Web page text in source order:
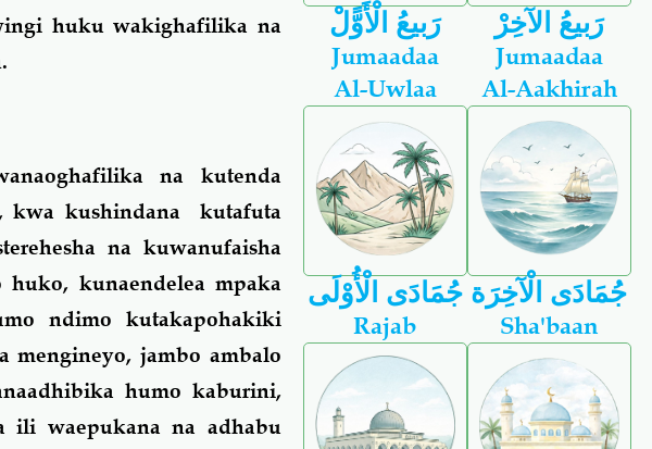
huku wakighafilika na
na kutenda
kwa kushindana kutafuta
na kuwanufaisha
kunaendelea mpaka
ndimo kutakapohakiki
mengineyo, jambo ambalo
humo kaburini,
ili waepukana na adhabu
رَبيعُ الْأَوًّلْ رَبيعُ الآخِرْ
Jumaadaa
Al-Uwlaa
جُمَادَى الْأُوْلَى
Jumaadaa
Al-Aakhirah
جُمَادَى الْآخِرَة
Rajab Sha'baan